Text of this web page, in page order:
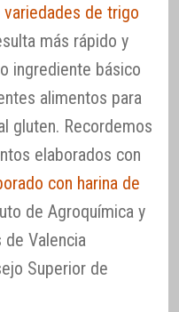
variedades de trigo
más rápido y
ingrediente básico
alimentos para
gluten. Recordemos
elaborados con
con harina de
de Agroquímica y
Valencia
Superior de